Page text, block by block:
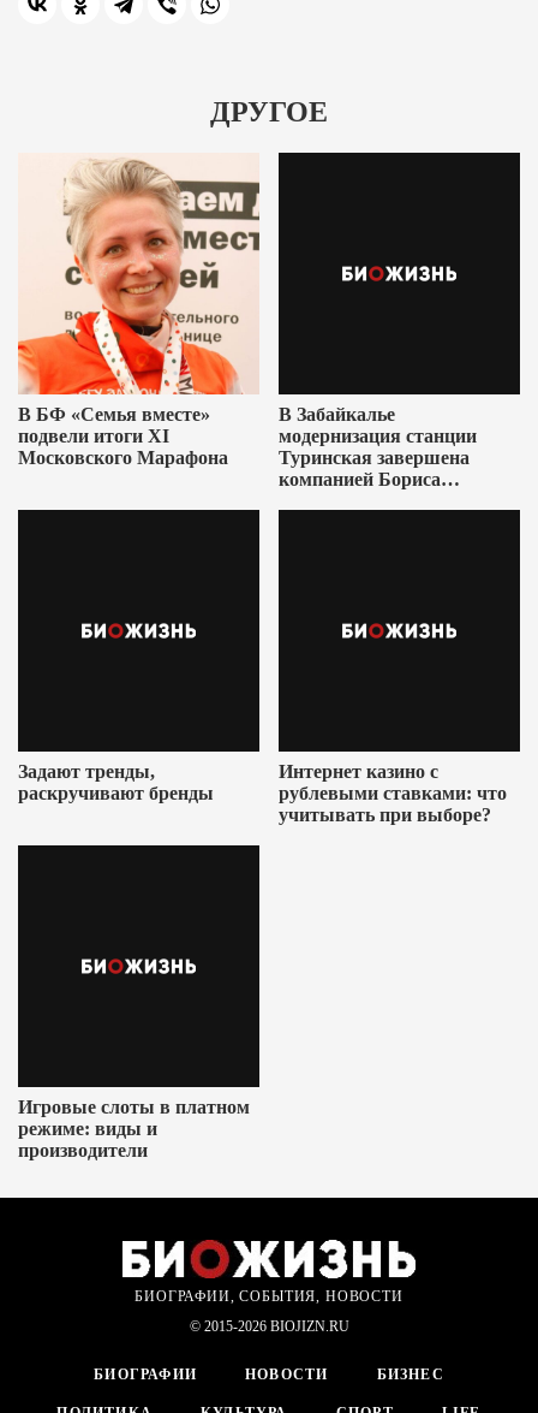
ДРУГОЕ
В БФ «Семья вместе»
подвели итоги XI
Московского Марафона
В Забайкалье
модернизация станции
Туринская завершена
компанией Бориса
Задают тренды,
раскручивают бренды
Интернет казино с
рублевыми ставками: что
учитывать при выборе?
Игровые слоты в платном
режиме: виды и
производители
БИОГРАФИИ, СОБЫТИЯ, НОВОСТИ
© 2015-2026 BIOJIZN.RU
БИОГРАФИИ НОВОСТИ БИЗНЕС